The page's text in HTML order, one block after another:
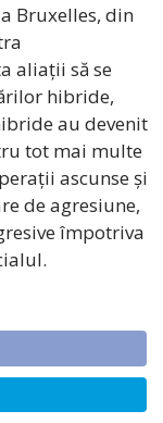
Bruxelles, din
aliații să se
hibride,
au devenit
tot mai multe
ascunse și
de agresiune,
împotriva